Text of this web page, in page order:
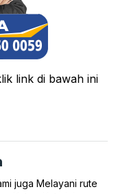
link di bawah ini
juga Melayani rute